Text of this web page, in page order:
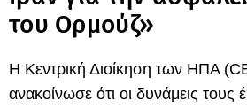
του Ορμούζ»
Η Κεντρική Διοίκηση των ΗΠΑ
ανακοίνωσε ότι οι δυνάμεις